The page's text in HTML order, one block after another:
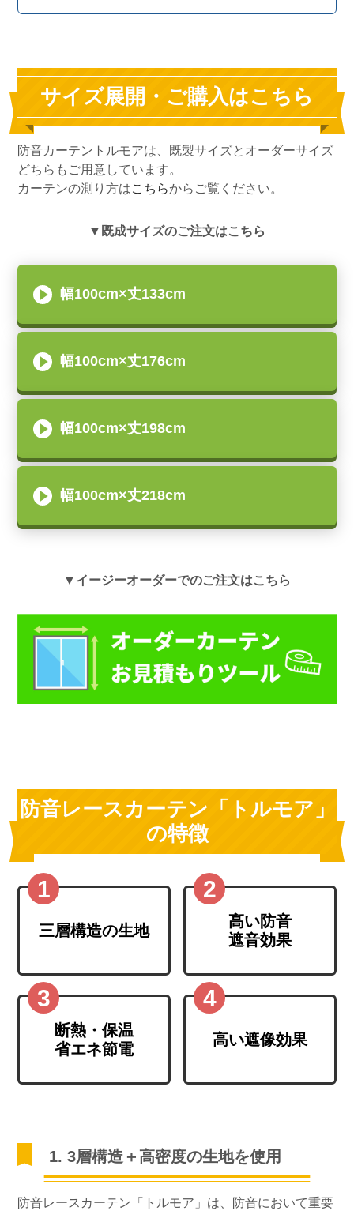
サイズ展開・ご購入はこちら
防音カーテントルモアは、既製サイズとオーダーサイズ
どちらもご用意しています。
カーテンの測り方はこちらからご覧ください。
▼既成サイズのご注文はこちら
幅100cm×丈133cm
幅100cm×丈176cm
幅100cm×丈198cm
幅100cm×丈218cm
▼イージーオーダーでのご注文はこちら
防音レースカーテン「トルモア」
の特徴
三層構造の生地
高い防音
遮音効果
断熱・保温
省エネ節電
高い遮像効果
1. 3層構造＋高密度の生地を使用
防音レースカーテン「トルモア」は、防音において重要